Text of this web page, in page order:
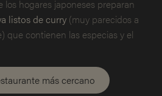
los hogares japoneses preparan
listos de curry (muy parecidos a
que contienen las especias y el
más cercano